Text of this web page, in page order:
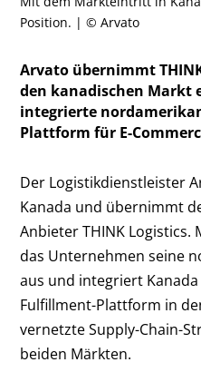
Position. | © Arvato
Arvato übernimmt
den kanadischen Markt
integrierte
Plattform für E-
Der Logistikdienstleister
Kanada und übernimmt
Anbieter THINK
das Unternehmen seine
aus und integriert
Fulfillment-Plattform in
vernetzte Supply-Chain-
beiden Märkten.